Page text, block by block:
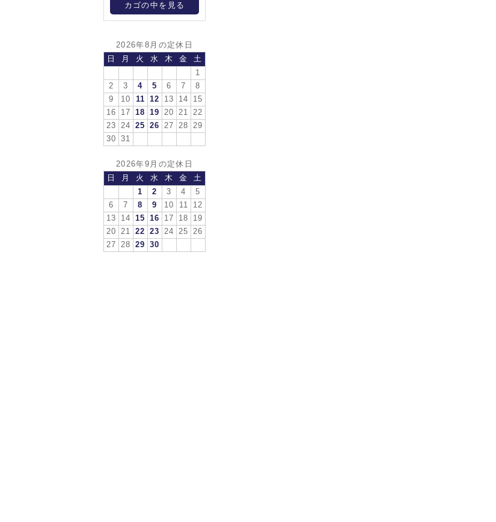
カゴの中を見る
2026年8月の定休日
日
月 火 水 木 金
土
1
2
3 4 5 6 7
8
9
10 11 12 13 14
15
16
17 18 19 20 21
22
23
24 25 26 27 28
29
30
31
2026年9月の定休日
日
月 火 水 木 金
土
1
2 3 4
5
6
7 8 9 10 11
12
13
14 15 16 17 18
19
20
21 22 23 24 25
26
27
28 29 30